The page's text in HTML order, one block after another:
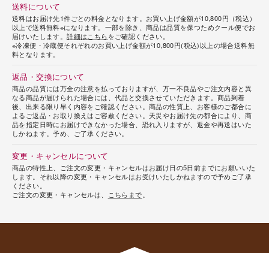
送料について
送料はお届け先1件ごとの料金となります。お買い上げ金額が10,800円（税込）
以上で送料無料※になります。一部を除き、商品は品質を保つためクール便でお
届けいたします。詳細はこちらをご確認ください。
※冷凍便・冷蔵便それぞれのお買い上げ金額が10,800円(税込)以上の場合送料無
料となります。
返品・交換について
商品の品質には万全の注意を払っておりますが、万一不良品やご注文内容と異
なる商品が届けられた場合には、代品と交換させていただきます。商品到着
後、出来る限り早く内容をご確認ください。商品の性質上、お客様のご都合に
よるご返品・お取り換えはご容赦ください。天災やお届け先の都合により、商
品を指定日時にお届けできなかった場合、恐れ入りますが、返金や再送はいた
しかねます。予め、ご了承ください。
変更・キャンセルについて
商品の特性上、ご注文の変更・キャンセルはお届け日の5日前までにお願いいた
します。それ以降の変更・キャンセルはお受けいたしかねますので予めご了承
ください。
ご注文の変更・キャンセルは、
こちらまで